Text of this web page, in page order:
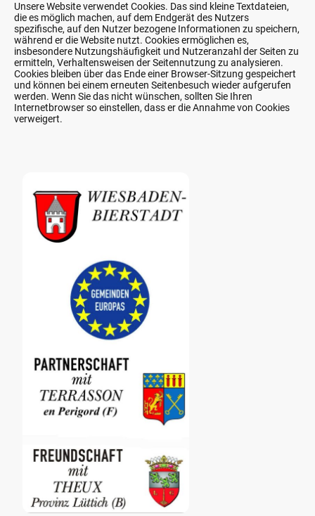
Unsere Website verwendet Cookies. Das sind kleine Textdateien,
die es möglich machen, auf dem Endgerät des Nutzers
spezifische, auf den Nutzer bezogene Informationen zu speichern,
während er die Website nutzt. Cookies ermöglichen es,
insbesondere Nutzungshäufigkeit und Nutzeranzahl der Seiten zu
ermitteln, Verhaltensweisen der Seitennutzung zu analysieren.
Cookies bleiben über das Ende einer Browser-Sitzung gespeichert
und können bei einem erneuten Seitenbesuch wieder aufgerufen
werden. Wenn Sie das nicht wünschen, sollten Sie Ihren
Internetbrowser so einstellen, dass er die Annahme von Cookies
verweigert.